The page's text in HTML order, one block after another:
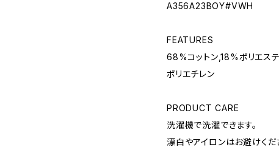
A356A23BOY#VWH
FEATURES
68%コットン,18%ポリエス
ポリエチレン
PRODUCT CARE
洗濯機で洗濯できます。
漂白やアイロンはお避けくだ